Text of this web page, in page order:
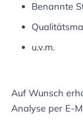
Benannte
u.v.m.
Auf Wunsch
Analyse per E-